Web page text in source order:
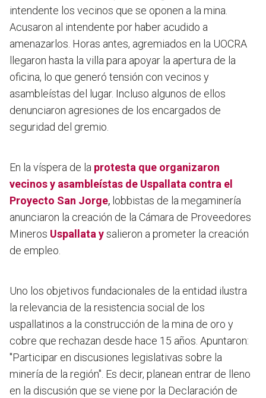
intendente los vecinos que se oponen a la mina.
Acusaron al intendente por haber acudido a
amenazarlos. Horas antes, agremiados en la UOCRA
llegaron hasta la villa para apoyar la apertura de la
oficina, lo que generó tensión con vecinos y
asambleístas del lugar. Incluso algunos de ellos
denunciaron agresiones de los encargados de
seguridad del gremio.
En la víspera de la protesta que organizaron
vecinos y asambleístas de Uspallata contra el
Proyecto San Jorge, lobbistas de la megaminería
anunciaron la creación de la Cámara de Proveedores
Mineros Uspallata ysalieron a prometer la creación
de empleo.
Uno los objetivos fundacionales de la entidad ilustra
la relevancia de la resistencia social de los
uspallatinos a la construcción de la mina de oro y
cobre que rechazan desde hace 15 años. Apuntaron:
"Participar en discusiones legislativas sobre la
minería de la región". Es decir, planean entrar de lleno
en la discusión que se viene por la Declaración de